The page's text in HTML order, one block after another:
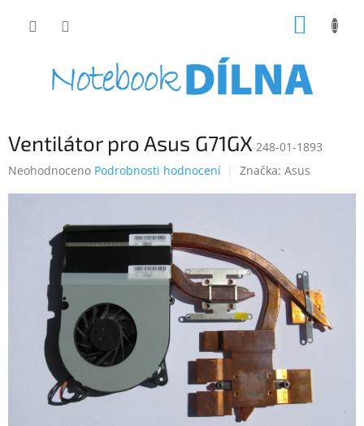
Ventilátor pro Asus G71GX 248-01-1893
Průměrné
hvězdiček.
Neohodnoceno Podrobnosti hodnocení Značka: Asus